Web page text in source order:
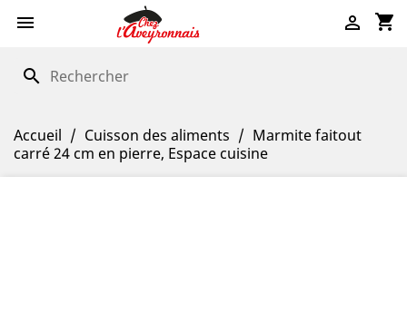
 shopping_cart

search
Accueil Cuisson des aliments
Marmite faitout
carré 24 cm en pierre, Espace cuisine